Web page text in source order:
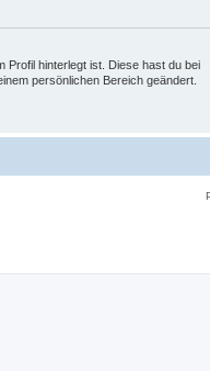
Profil hinterlegt ist. Diese hast du bei
persönlichen Bereich geändert.